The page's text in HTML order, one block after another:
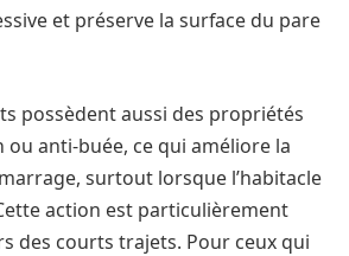
et préserve la surface du pare
possèdent aussi des propriétés
anti-buée, ce qui améliore la
surtout lorsque l’habitacle
action est particulièrement
des courts trajets. Pour ceux qui